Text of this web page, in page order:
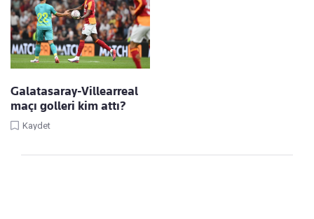
Galatasaray-Villearreal
maçı golleri kim attı?
Kaydet